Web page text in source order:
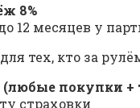
8%
12 месяцев у
тех, кто за
(любые покупки +
страховки